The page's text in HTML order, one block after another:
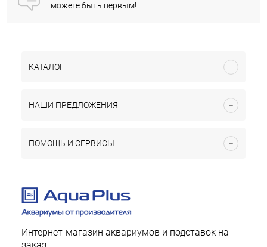
можете быть первым!
КАТАЛОГ
НАШИ ПРЕДЛОЖЕНИЯ
ПОМОЩЬ И СЕРВИСЫ
Интернет-магазин аквариумов и подставок на